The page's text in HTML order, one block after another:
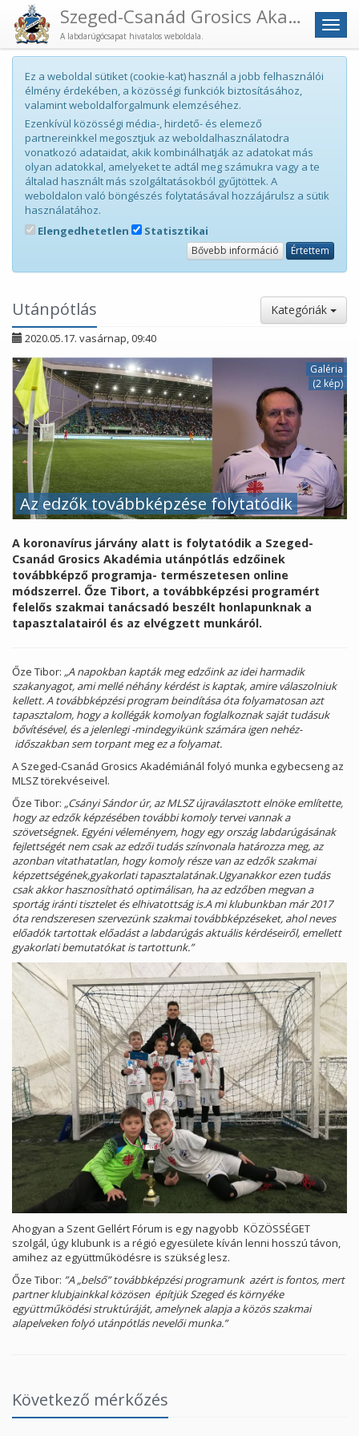
Menü
Szeged-Csanád Grosics Akadémia
A labdarúgócsapat hivatalos weboldala.
Ez a weboldal sütiket (cookie-kat) használ a jobb felhasználói
élmény érdekében, a közösségi funkciók biztosításához,
valamint weboldalforgalmunk elemzéséhez.
Ezenkívül közösségi média-, hirdető- és elemező
partnereinkkel megosztjuk az weboldalhasználatodra
vonatkozó adataidat, akik kombinálhatják az adatokat más
olyan adatokkal, amelyeket te adtál meg számukra vagy a te
általad használt más szolgáltatásokból gyűjtöttek. A
weboldalon való böngészés folytatásával hozzájárulsz a sütik
használatához.
Elengedhetetlen
Statisztikai
Bővebb információ Értettem
Utánpótlás Kategóriák
2020.05.17. vasárnap, 09:40
Az edzők továbbképzése folytatódik
Galéria
(2 kép)
A koronavírus járvány alatt is folytatódik a Szeged-
Csanád Grosics Akadémia utánpótlás edzőinek
továbbképző programja- természetesen online
módszerrel. Őze Tibort, a továbbképzési programért
felelős szakmai tanácsadó beszélt honlapunknak a
tapasztalatairól és az elvégzett munkáról.
Őze Tibor: „A napokban kapták meg edzőink az idei harmadik
szakanyagot, ami mellé néhány kérdést is kaptak, amire válaszolniuk
kellett. A továbbképzési program beindítása óta folyamatosan azt
tapasztalom, hogy a kollégák komolyan foglalkoznak saját tudásuk
bővítésével, és a jelenlegi -mindegyikünk számára igen nehéz-
időszakban sem torpant meg ez a folyamat.
A Szeged-Csanád Grosics Akadémiánál folyó munka egybecseng az
MLSZ törekvéseivel.
Őze Tibor: „Csányi Sándor úr, az MLSZ újraválasztott elnöke említette,
hogy az edzők képzésében további komoly tervei vannak a
szövetségnek. Egyéni véleményem, hogy egy ország labdarúgásának
fejlettségét nem csak az edzői tudás színvonala határozza meg, az
azonban vitathatatlan, hogy komoly része van az edzők szakmai
képzettségének,gyakorlati tapasztalatának.Ugyanakkor ezen tudás
csak akkor hasznosítható optimálisan, ha az edzőben megvan a
sportág iránti tisztelet és elhivatottság is.A mi klubunkban már 2017
óta rendszeresen szervezünk szakmai továbbképzéseket, ahol neves
előadók tartottak előadást a labdarúgás aktuális kérdéseiről, emellett
gyakorlati bemutatókat is tartottunk.”
Ahogyan a Szent Gellért Fórum is egy nagyobb KÖZÖSSÉGET
szolgál, úgy klubunk is a régió egyesülete kíván lenni hosszú távon,
amihez az együttműködésre is szükség lesz.
Őze Tibor: ”A „belső” továbbképzési programunk azért is fontos, mert
partner klubjainkkal közösen építjük Szeged és környéke
együttműködési struktúráját, amelynek alapja a közös szakmai
alapelveken folyó utánpótlás nevelői munka.”
Következő mérkőzés